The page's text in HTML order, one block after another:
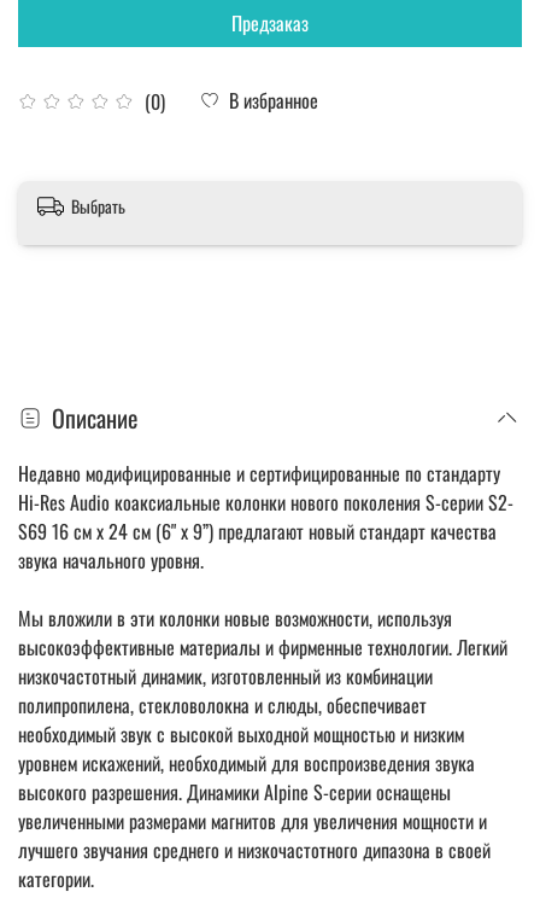
(0) В избранное
Предзаказ
Выбрать
Описание
Недавно модифицированные и сертифицированные по стандарту
Hi-Res Audio коаксиальные колонки нового поколения S-серии S2-
S69 16 см x 24 см (6" x 9”) предлагают новый стандарт качества
звука начального уровня.
Мы вложили в эти колонки новые возможности, используя
высокоэффективные материалы и фирменные технологии. Легкий
низкочастотный динамик, изготовленный из комбинации
полипропилена, стекловолокна и слюды, обеспечивает
необходимый звук с высокой выходной мощностью и низким
уровнем искажений, необходимый для воспроизведения звука
высокого разрешения. Динамики Alpine S-серии оснащены
увеличенными размерами магнитов для увеличения мощности и
лучшего звучания среднего и низкочастотного дипазона в своей
категории.